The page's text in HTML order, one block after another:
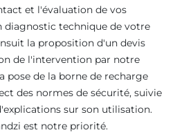
et l'évaluation de vos
diagnostic technique de votre
la proposition d'un devis
de l'intervention par notre
pose de la borne de recharge
des normes de sécurité, suivie
sur son utilisation.
est notre priorité.